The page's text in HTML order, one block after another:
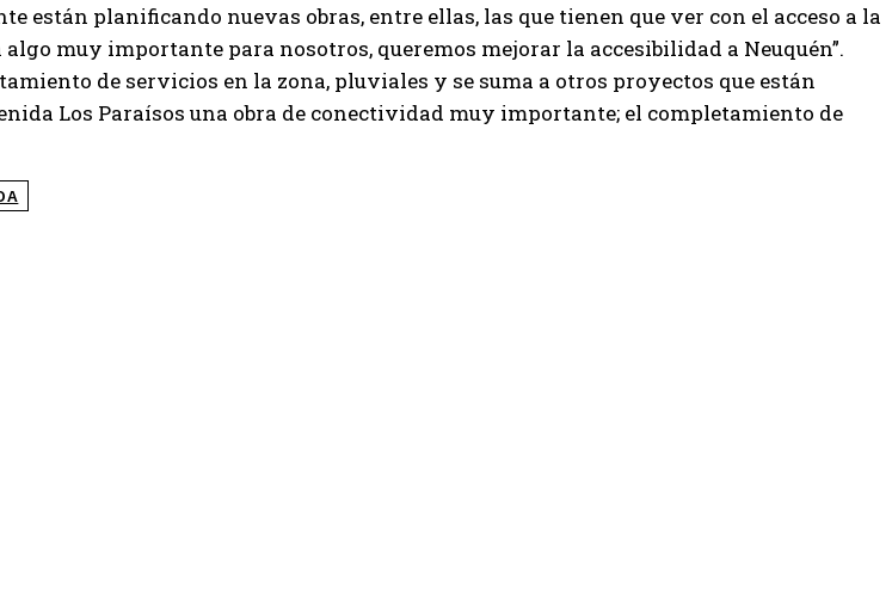
están planificando nuevas obras, entre ellas, las que tienen que ver con el acceso a la
muy importante para nosotros, queremos mejorar la accesibilidad a Neuquén”.
de servicios en la zona, pluviales y se suma a otros proyectos que están
Los Paraísos una obra de conectividad muy importante; el completamiento de